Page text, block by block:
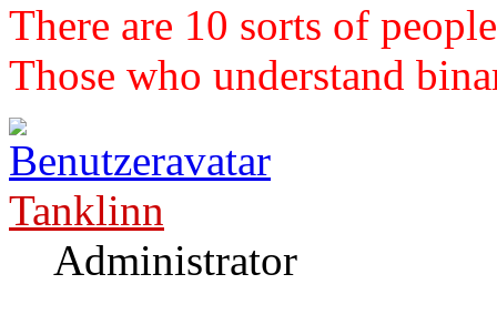
There are 10 sorts of
Those who understand
Tanklinn
Administrator